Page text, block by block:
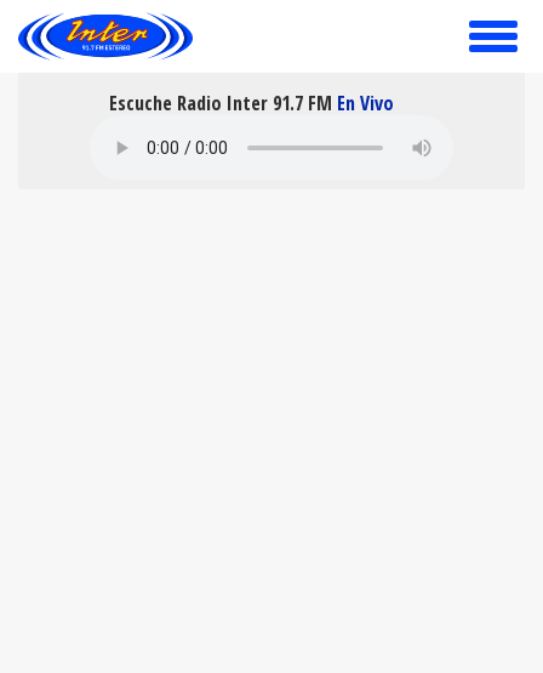
toggle
Escuche Radio Inter 91.7 FM En Vivo